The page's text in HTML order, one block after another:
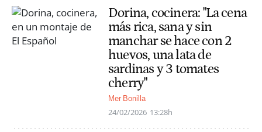
Dorina, cocinera: "La cena
más rica, sana y sin
manchar se hace con 2
huevos, una lata de
sardinas y 3 tomates
cherry"
Mer Bonilla
24/02/2026 13:28h